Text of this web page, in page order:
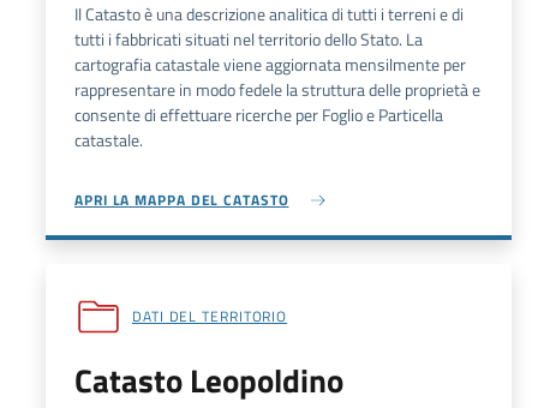
Il Catasto è una descrizione analitica di tutti i terreni e di
tutti i fabbricati situati nel territorio dello Stato. La
cartografia catastale viene aggiornata mensilmente per
rappresentare in modo fedele la struttura delle proprietà e
consente di effettuare ricerche per Foglio e Particella
catastale.
APRI LA MAPPA DEL CATASTO
DATI DEL TERRITORIO
Catasto Leopoldino